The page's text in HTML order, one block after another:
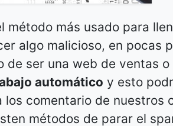
método más usado para
algo malicioso, en pocas
de ser una web de ventas
automático y esto
los comentario de nuestros
métodos de parar el